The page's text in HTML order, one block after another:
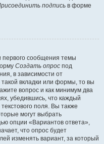
подпись в форме
первого сообщения темы
Создать опрос под
в зависимости от
вкладки или формы, то вы
вопрос и как минимум два
убедившись, что каждый
поля. Вы также
могут выбрать
опции «Вариантов ответа»,
что опрос будет
изменять вариант, за который